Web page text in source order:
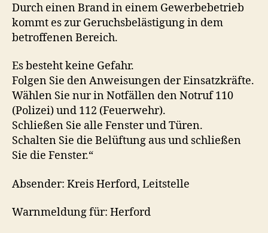
Durch einen Brand in einem Gewerbebetrieb
kommt es zur Geruchsbelästigung in dem
betroffenen Bereich.
Es besteht keine Gefahr.
Folgen Sie den Anweisungen der Einsatzkräfte.
Wählen Sie nur in Notfällen den Notruf 110
(Polizei) und 112 (Feuerwehr).
Schließen Sie alle Fenster und Türen.
Schalten Sie die Belüftung aus und schließen
Sie die Fenster.“
Absender: Kreis Herford, Leitstelle
Warnmeldung für: Herford